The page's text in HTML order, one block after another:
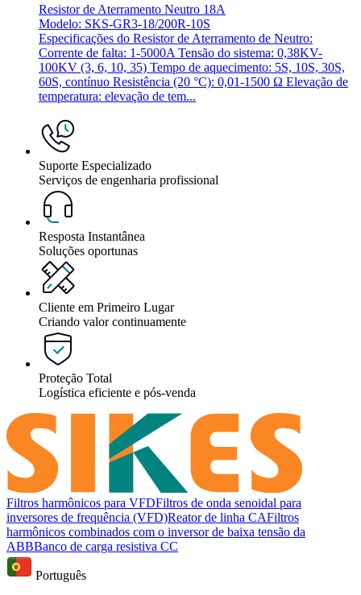
Resistor de Aterramento Neutro 18A
Modelo: SKS-GR3-18/200R-10S
Especificações do Resistor de Aterramento de Neutro:
Corrente de falta: 1-5000A Tensão do sistema: 0,38KV-
100KV (3, 6, 10, 35) Tempo de aquecimento: 5S, 10S, 30S,
60S, contínuo Resistência (20 °C): 0,01-1500 Ω Elevação de
temperatura: elevação de tem...
Suporte Especializado
Serviços de engenharia profissional
Resposta Instantânea
Soluções oportunas
Cliente em Primeiro Lugar
Criando valor continuamente
Proteção Total
Logística eficiente e pós-venda
Filtros harmônicos para VFDFiltros de onda senoidal para
inversores de frequência (VFD)Reator de linha CAFiltros
harmônicos combinados com o inversor de baixa tensão da
ABBBanco de carga resistiva CC
Português